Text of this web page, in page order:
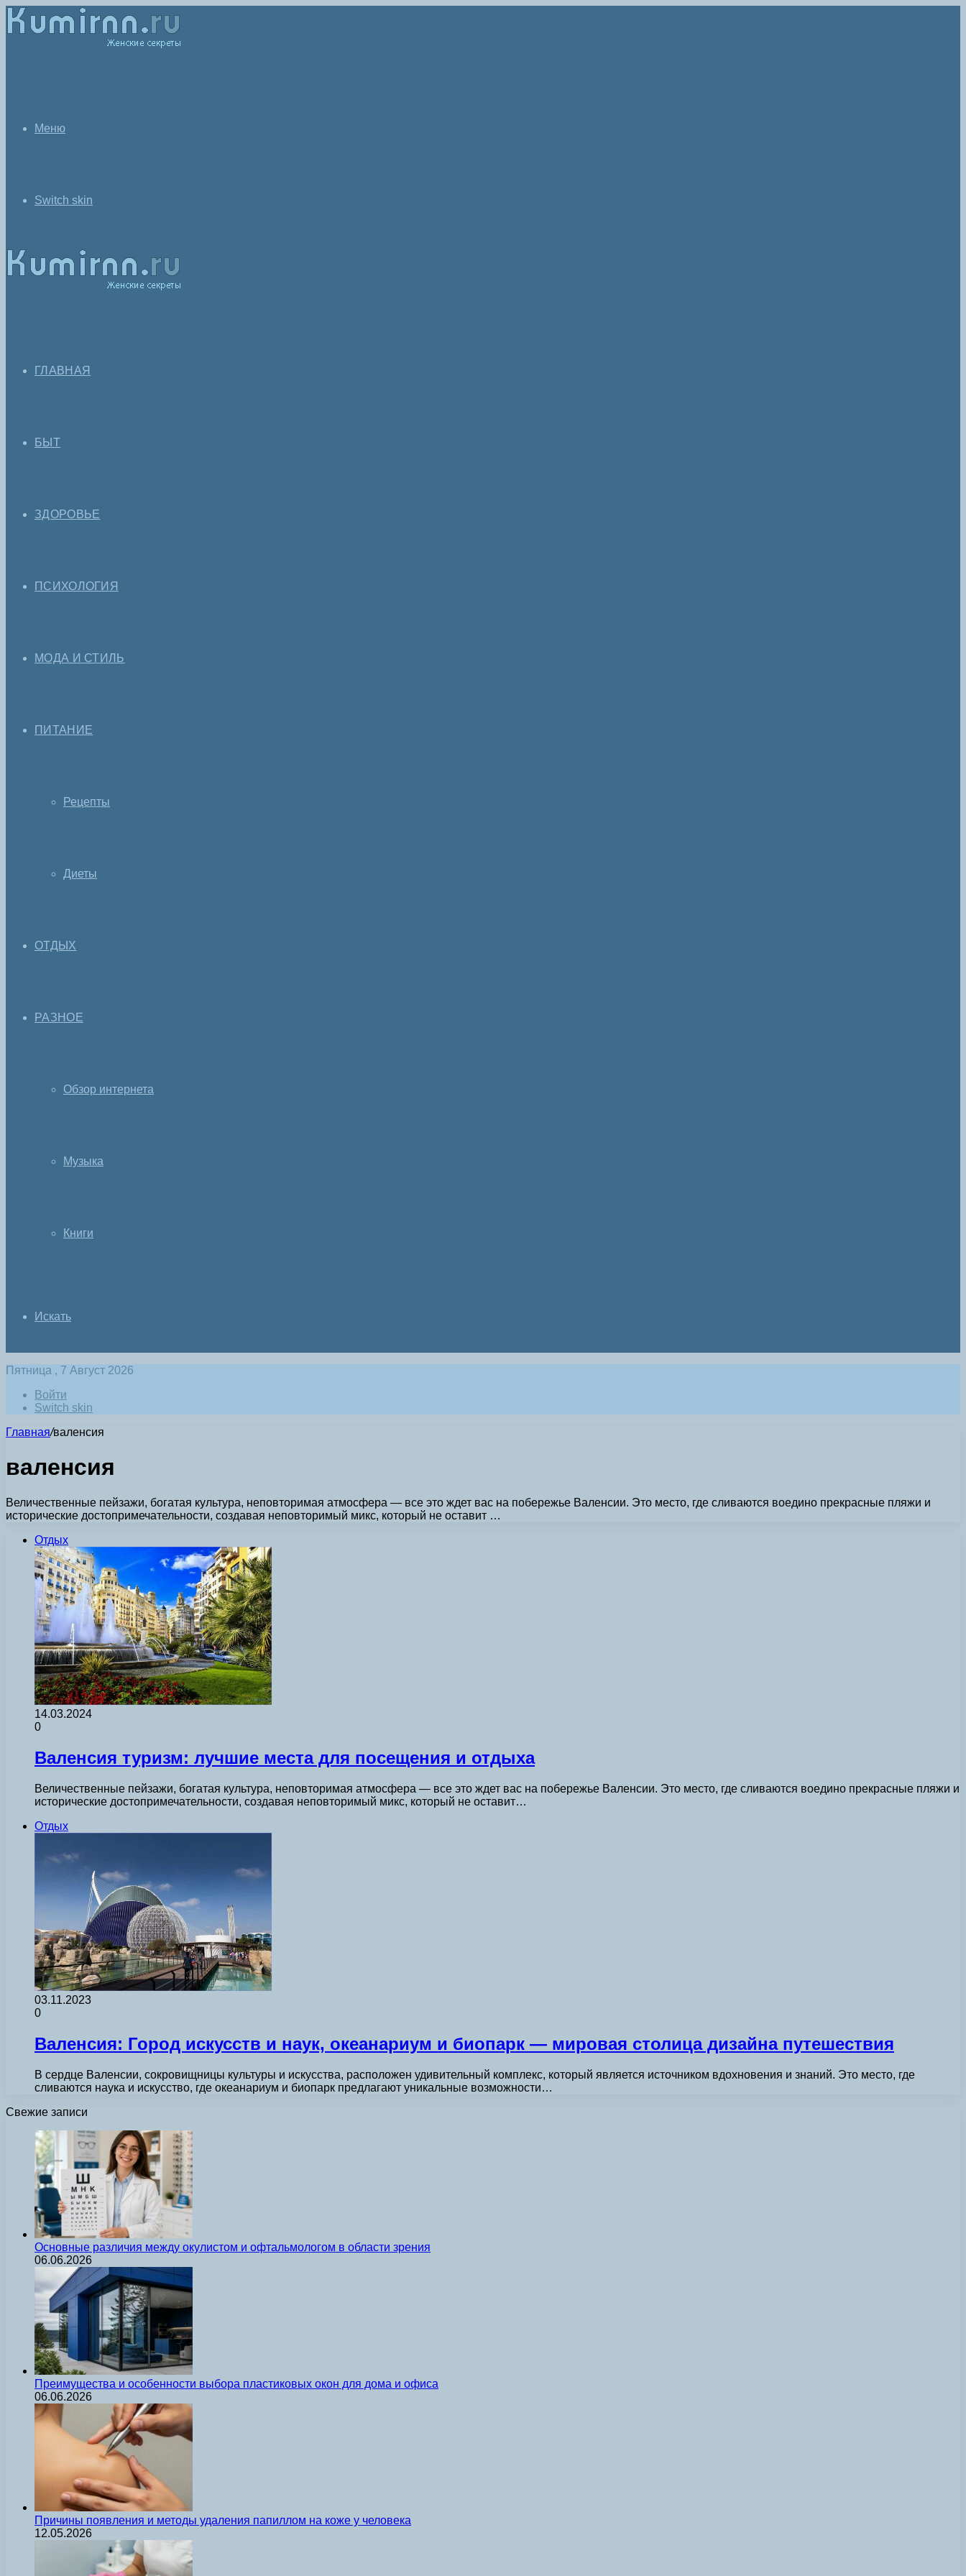
Меню
Switch skin
ГЛАВНАЯ
БЫТ
ЗДОРОВЬЕ
ПСИХОЛОГИЯ
МОДА И СТИЛЬ
ПИТАНИЕ
Рецепты
Диеты
ОТДЫХ
РАЗНОЕ
Обзор интернета
Музыка
Книги
Искать
Пятница , 7 Август 2026
Войти
Switch skin
Главная/валенсия
валенсия
Величественные пейзажи, богатая культура, неповторимая атмосфера — все это ждет вас на побережье Валенсии. Это место, где сливаются воедино прекрасные пляжи и
исторические достопримечательности, создавая неповторимый микс, который не оставит …
Отдых
14.03.2024
0
Валенсия туризм: лучшие места для посещения и отдыха
Величественные пейзажи, богатая культура, неповторимая атмосфера — все это ждет вас на побережье Валенсии. Это место, где сливаются воедино прекрасные пляжи и
исторические достопримечательности, создавая неповторимый микс, который не оставит…
Отдых
03.11.2023
0
Валенсия: Город искусств и наук, океанариум и биопарк — мировая столица дизайна путешествия
В сердце Валенсии, сокровищницы культуры и искусства, расположен удивительный комплекс, который является источником вдохновения и знаний. Это место, где
сливаются наука и искусство, где океанариум и биопарк предлагают уникальные возможности…
Свежие записи
Основные различия между окулистом и офтальмологом в области зрения
06.06.2026
Преимущества и особенности выбора пластиковых окон для дома и офиса
06.06.2026
Причины появления и методы удаления папиллом на коже у человека
12.05.2026